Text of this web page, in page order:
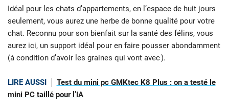
Idéal pour les chats d’appartements, en l’espace de huit jours
seulement, vous aurez une herbe de bonne qualité pour votre
chat. Reconnu pour son bienfait sur la santé des félins, vous
aurez ici, un support idéal pour en faire pousser abondamment
(à condition d’avoir les graines qui vont avec ).
LIRE AUSSI
Test du mini pc GMKtec K8 Plus : on a testé le
mini PC taillé pour l’IA